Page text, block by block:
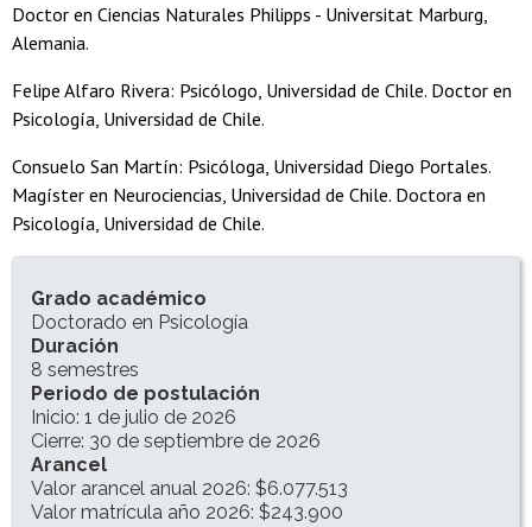
Doctor en Ciencias Naturales Philipps - Universitat Marburg,
Alemania.
Felipe Alfaro Rivera: Psicólogo, Universidad de Chile. Doctor en
Psicología, Universidad de Chile.
Consuelo San Martín: Psicóloga, Universidad Diego Portales.
Magíster en Neurociencias, Universidad de Chile. Doctora en
Psicología, Universidad de Chile.
INFORMACIÓN DEL PROGRAMA
Grado académico
Doctorado en Psicología
Duración
8 semestres
Periodo de postulación
Inicio: 1 de julio de 2026
Cierre: 30 de septiembre de 2026
Arancel
Valor arancel anual 2026: $6.077.513
Valor matrícula año 2026: $243.900